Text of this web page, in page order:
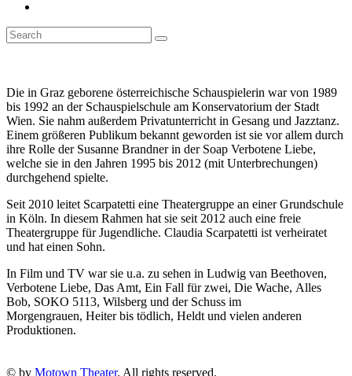
Die in Graz geborene österreichische Schauspielerin war von 1989
bis 1992 an der Schauspielschule am Konservatorium der Stadt
Wien. Sie nahm außerdem Privatunterricht in Gesang und Jazztanz.
Einem größeren Publikum bekannt geworden ist sie vor allem durch
ihre Rolle der Susanne Brandner in der Soap Verbotene Liebe,
welche sie in den Jahren 1995 bis 2012 (mit Unterbrechungen)
durchgehend spielte.
Seit 2010 leitet Scarpatetti eine Theatergruppe an einer Grundschule
in Köln. In diesem Rahmen hat sie seit 2012 auch eine freie
Theatergruppe für Jugendliche. Claudia Scarpatetti ist verheiratet
und hat einen Sohn.
In Film und TV war sie u.a. zu sehen in Ludwig van Beethoven,
Verbotene Liebe, Das Amt, Ein Fall für zwei, Die Wache, Alles
Bob, SOKO 5113, Wilsberg und der Schuss im
Morgengrauen, Heiter bis tödlich, Heldt und vielen anderen
Produktionen.
© by Motown Theater. All rights reserved.